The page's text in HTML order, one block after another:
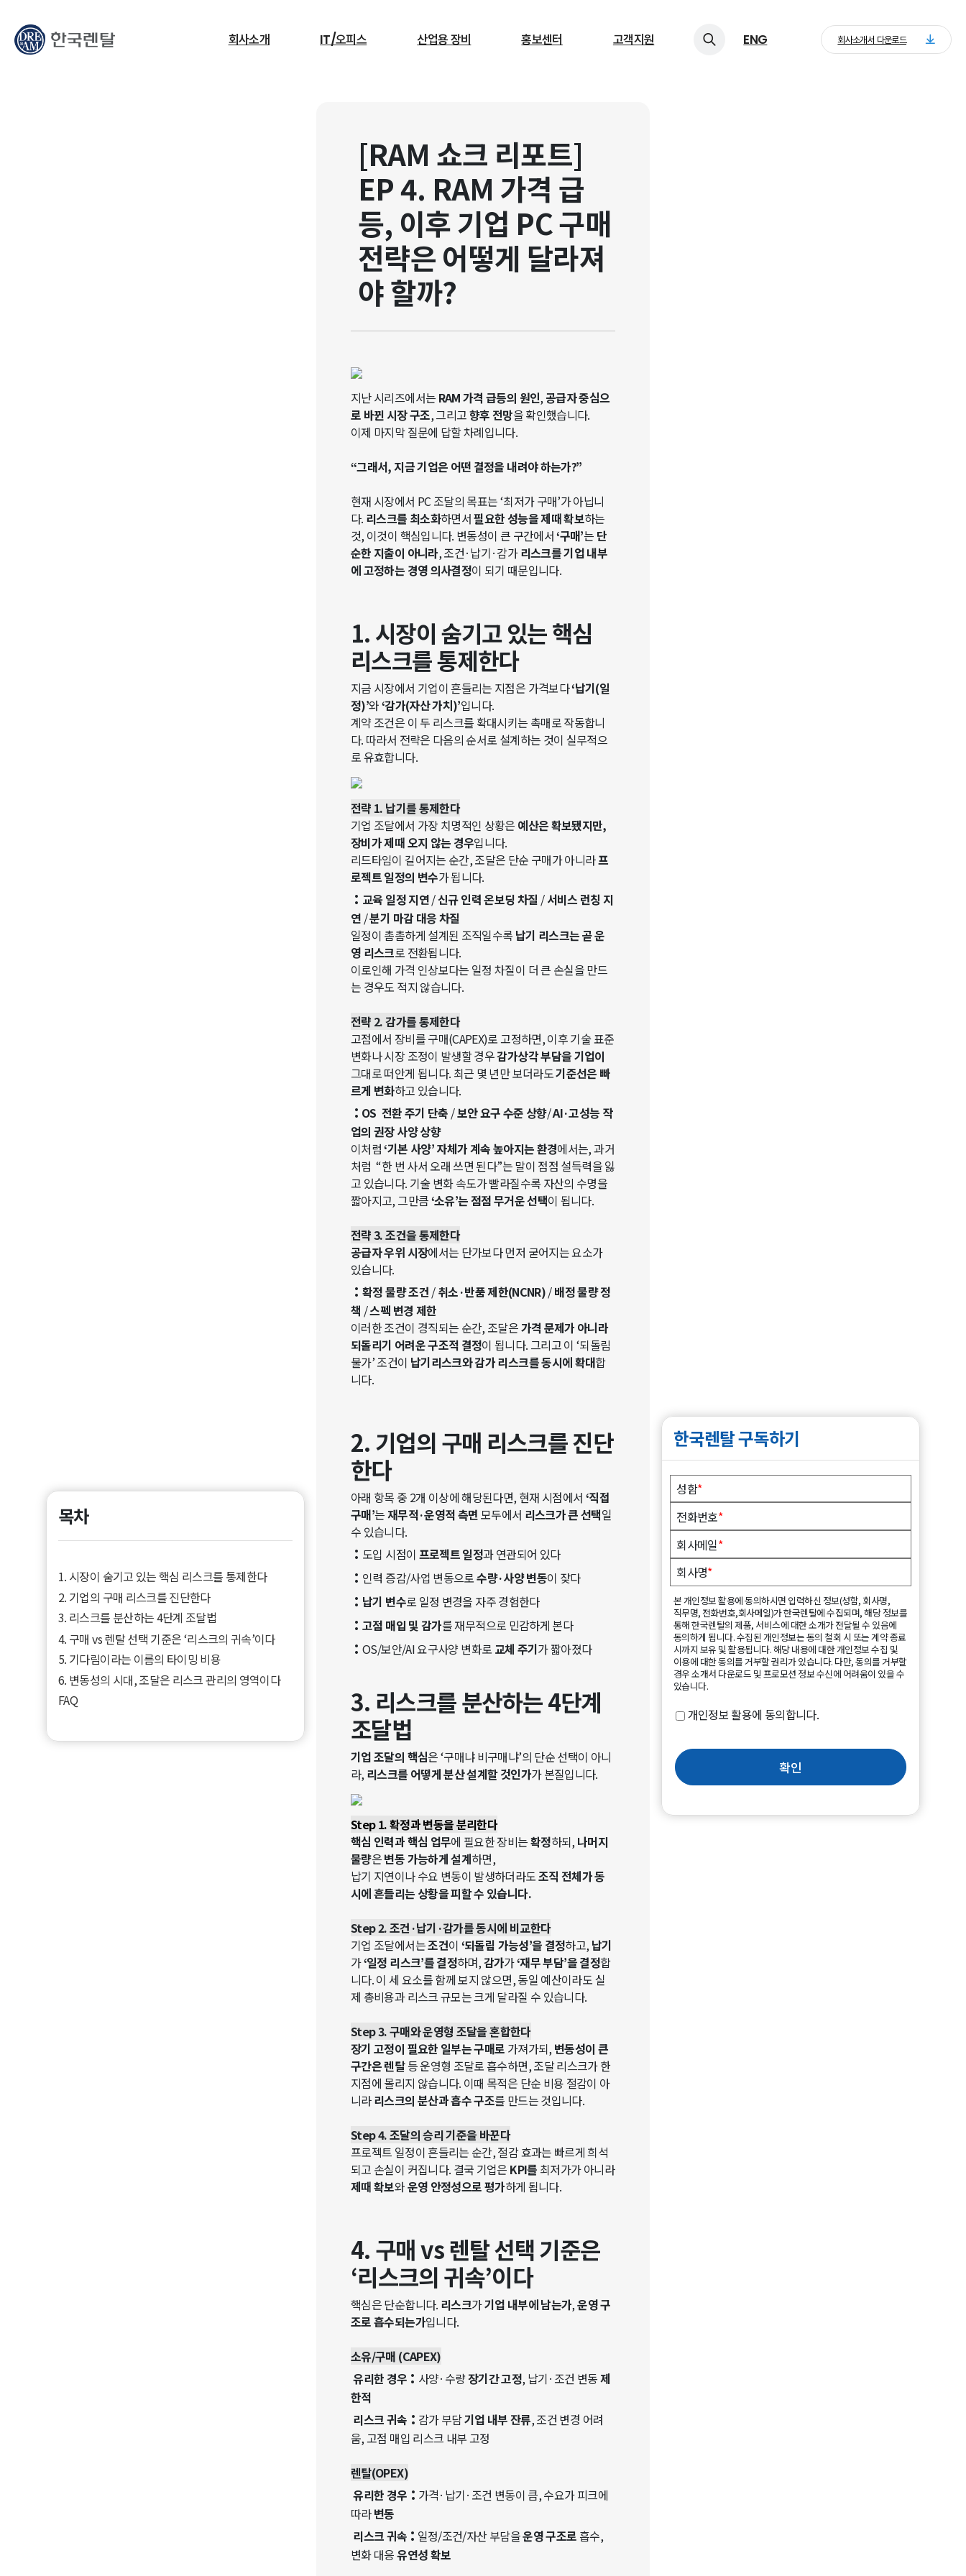
회사소개 IT/오피스 산업용 장비 홍보센터 고객지원 ENG
무엇을 찾고 계신가요? 회사소개서 다운로드
목차
1. 시장이 숨기고 있는 핵심 리스크를 통제한다
2. 기업의 구매 리스크를 진단한다
3. 리스크를 분산하는 4단계 조달법
4. 구매 vs 렌탈 선택 기준은 ‘리스크의 귀속’이다
5. 기다림이라는 이름의 타이밍 비용
6. 변동성의 시대, 조달은 리스크 관리의 영역이다
FAQ
[RAM 쇼크 리포트]
EP 4. RAM 가격 급
등, 이후 기업 PC 구매
전략은 어떻게 달라져
야 할까?
지난 시리즈에서는 RAM 가격 급등의 원인,공급자 중심으
로 바뀐 시장 구조, 그리고향후 전망을 확인했습니다.
이제 마지막 질문에 답할 차례입니다.
“그래서, 지금 기업은 어떤 결정을 내려야 하는가?”
현재 시장에서 PC 조달의 목표는 ‘최저가 구매’가 아닙니
다. 리스크를 최소화하면서필요한 성능을 제때 확보하는
것, 이것이 핵심입니다. 변동성이 큰 구간에서‘구매’는 단
순한 지출이 아니라, 조건·납기·감가리스크를 기업 내부
에 고정하는 경영 의사결정이 되기 때문입니다.
1. 시장이 숨기고 있는 핵심
리스크를 통제한다
지금 시장에서 기업이 흔들리는 지점은 가격보다‘납기(일
정)’와‘감가(자산 가치)’입니다.
계약 조건은 이 두 리스크를 확대시키는 촉매로 작동합니
다. 따라서 전략은 다음의 순서로 설계하는 것이 실무적으
로 유효합니다.
전략 1. 납기를 통제한다
기업 조달에서 가장 치명적인 상황은 예산은 확보됐지만,
장비가 제때 오지 않는 경우입니다.
리드타임이 길어지는 순간, 조달은 단순 구매가 아니라프
로젝트 일정의 변수가 됩니다.
: 교육 일정 지연/신규 인력 온보딩 차질 /서비스 런칭 지
연 /분기 마감 대응 차질
일정이 촘촘하게 설계된 조직일수록 납기 리스크는 곧 운
영 리스크로 전환됩니다.
이로인해 가격 인상보다는 일정 차질이 더 큰 손실을 만드
는 경우도 적지 않습니다.
전략 2. 감가를 통제한다
고점에서 장비를 구매(CAPEX)로 고정하면, 이후 기술 표준
변화나 시장 조정이 발생할 경우감가상각 부담을 기업이
그대로 떠안게 됩니다. 최근 몇 년만 보더라도기준선은 빠
르게 변화하고 있습니다.
: OS 전환 주기 단축 /보안 요구 수준 상향/AI·고성능 작
업의 권장 사양 상향
이처럼‘기본 사양’ 자체가 계속 높아지는 환경에서는, 과거
처럼 “한 번 사서 오래 쓰면 된다”는 말이 점점 설득력을 잃
고 있습니다. 기술 변화 속도가 빨라질수록 자산의 수명을
짧아지고, 그만큼‘소유’는 점점 무거운 선택이 됩니다.
전략 3. 조건을 통제한다
공급자 우위 시장에서는 단가보다 먼저 굳어지는 요소가
있습니다.
:확정 물량 조건 /취소·반품 제한(NCNR)/배정 물량 정
책 /스펙 변경 제한
이러한 조건이 경직되는 순간, 조달은가격 문제가 아니라
되돌리기 어려운 구조적 결정이 됩니다. 그리고 이 ‘되돌림
불가’ 조건이 납기리스크와 감가 리스크를 동시에 확대합
니다.
2. 기업의 구매 리스크를 진단
한다
아래 항목 중 2개 이상에 해당된다면, 현재 시점에서 ‘직접
구매’는재무적·운영적 측면 모두에서 리스크가 큰 선택일
수 있습니다.
: 도입 시점이 프로젝트 일정과 연관되어 있다
: 인력 증감/사업 변동으로수량·사양 변동이 잦다
: 납기 변수로 일정 변경을 자주 경험한다
: 고점 매입 및 감가를 재무적으로 민감하게 본다
: OS/보안/AI 요구사양 변화로 교체 주기가 짧아졌다
3. 리스크를 분산하는 4단계
조달법
기업 조달의 핵심은 ‘구매냐 비구매냐’의 단순 선택이 아니
라, 리스크를 어떻게 분산 설계할 것인가가 본질입니다.
Step 1. 확정과 변동을 분리한다
핵심 인력과 핵심 업무에 필요한 장비는확정하되,나머지
물량은변동 가능하게 설계하면,
납기 지연이나 수요 변동이 발생하더라도조직 전체가 동
시에 흔들리는 상황을 피할 수 있습니다.
Step 2. 조건·납기·감가를 동시에 비교한다
기업 조달에서는조건이 ‘되돌림 가능성’을 결정하고,납기
가‘일정 리스크’를 결정하며,감가가‘재무 부담’을 결정합
니다. 이 세 요소를 함께 보지 않으면, 동일 예산이라도 실
제 총비용과 리스크 규모는 크게 달라질 수 있습니다.
Step 3. 구매와 운영형 조달을 혼합한다
장기 고정이 필요한 일부는 구매로 가져가되,변동성이 큰
구간은 렌탈등 운영형 조달로 흡수하면, 조달 리스크가 한
지점에 몰리지 않습니다. 이때 목적은 단순 비용 절감이 아
니라리스크의 분산과 흡수 구조를 만드는 것입니다.
Step 4. 조달의 승리 기준을 바꾼다
프로젝트 일정이 흔들리는 순간, 절감 효과는 빠르게 희석
되고 손실이 커집니다. 결국 기업은 KPI를 최저가가 아니라
제때 확보와운영 안정성으로 평가하게 됩니다.
4. 구매 vs 렌탈 선택 기준은
‘리스크의 귀속’이다
핵심은 단순합니다. 리스크가기업 내부에 남는가,운영 구
조로 흡수되는가입니다.
소유/구매 (CAPEX)
유리한 경우 : 사양·수량장기간 고정, 납기·조건 변동제
한적
리스크 귀속 : 감가 부담기업 내부 잔류, 조건 변경 어려
움, 고점 매입 리스크 내부 고정
렌탈(OPEX)
유리한 경우 : 가격·납기·조건 변동이 큼, 수요가 피크에
따라변동
리스크 귀속 : 일정/조건/자산 부담을운영 구조로 흡수,
변화 대응유연성 확보
한국렌탈 구독하기
성함*
전화번호*
회사메일*
회사명*
본 개인정보 활용에 동의하시면 입력하신 정보(성함, 회사명,
직무명, 전화번호,회사메일)가 한국렌탈에 수집되며, 해당 정보를
통해 한국렌탈의 제품, 서비스에 대한 소개가 전달될 수 있음에
동의하게 됩니다. 수집된 개인정보는 동의 철회 시 또는 계약 종료
시까지 보유 및 활용됩니다. 해당 내용에 대한 개인정보 수집 및
이용에 대한 동의를 거부할 권리가 있습니다. 다만, 동의를 거부할
경우 소개서 다운로드 및 프로모션 정보 수신에 어려움이 있을 수
있습니다.
개인정보 활용에 동의합니다.
확인